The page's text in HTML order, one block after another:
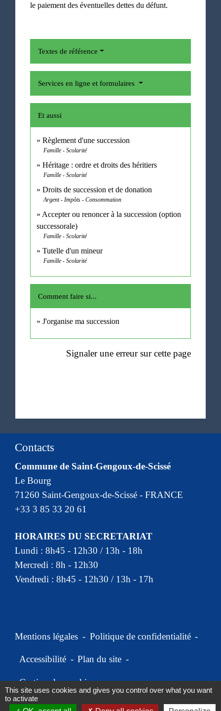
le paiement des éventuelles dettes du défunt.
Textes de référence
Services en ligne et formulaires
Et aussi
Règlement d'une succession
Famille - Scolarité
Héritage : ordre et droits des héritiers
Famille - Scolarité
Droits de succession et de donation
Argent - Impôts - Consommation
Accepter ou renoncer à la succession (option
successorale)
Famille - Scolarité
Tutelle d'un mineur
Famille - Scolarité
Comment faire si...
J'organise ma succession
Signaler une erreur sur cette page
Contacts
Commune de Saint-Gengoux-de-Scissé
Le Bourg
71260 Saint-Gengoux-de-Scissé - FRANCE
+33 3 85 33 20 61
HORAIRES DU SECRETARIAT
Lundi : 8h45 - 12h30 / 13h - 18h
Mercredi : 8h - 12h30
Vendredi : 8h45 - 12h30 / 13h - 17h
Mentions légales - Politique de confidentialité -
Accessibilité - Plan du site -
Gestion des cookies
This site uses cookies and gives you control over what you want
to activate